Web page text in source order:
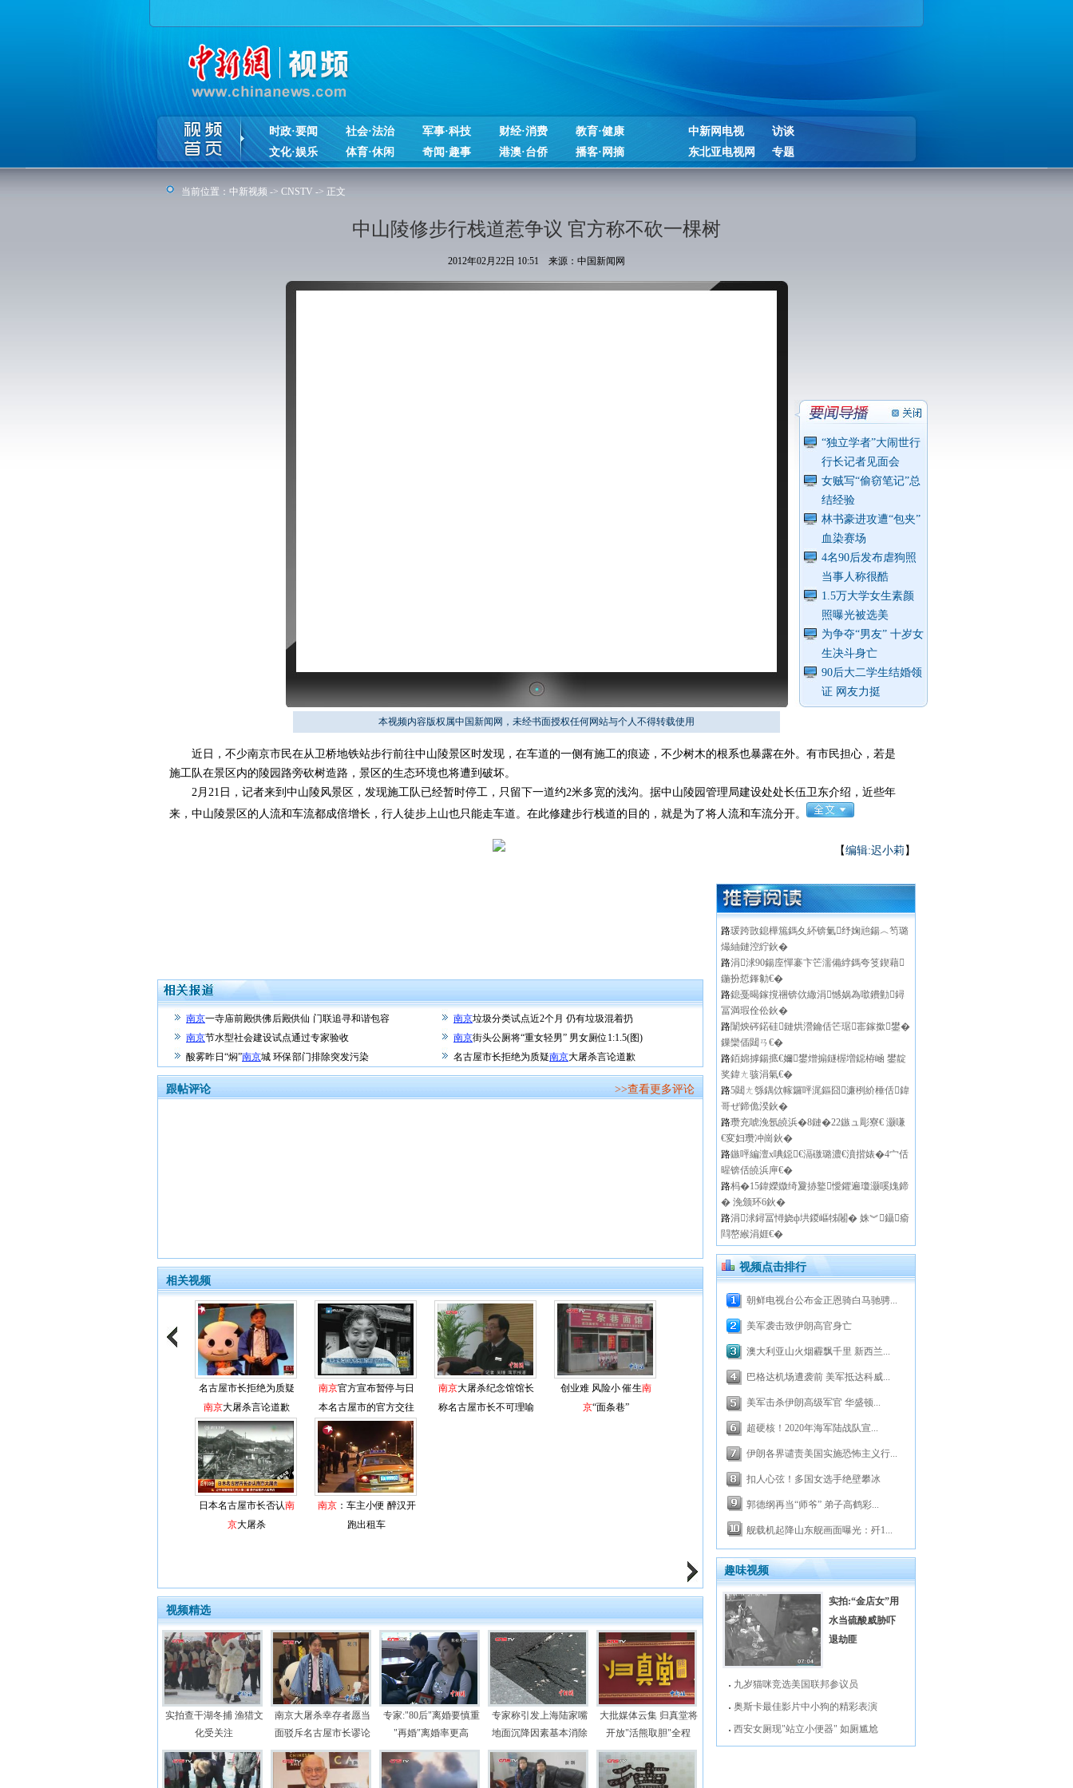
时政·要闻 社会·法治 军事·科技 财经·消费
教育·健康
文化·娱乐
体育·休闲 奇闻·趣事 港澳·台侨 播客·网摘
中新网电视
访谈
东北亚电视网
专题
当前位置： 中新视频 -> CNSTV -> 正文
中山陵修步行栈道惹争议 官方称不砍一棵树
2012年02月22日 10:51 来源：中国新闻网
“独立学者”大闹世行
行长记者见面会
女贼写“偷窃笔记”总
结经验
林书豪进攻遭“包夹”
血染赛场
4名90后发布虐狗照
当事人称很酷
1.5万大学女生素颜
照曝光被选美
为争夺“男友” 十岁女
生决斗身亡
90后大二学生结婚领
证 网友力挺
本视频内容版权属中国新闻网，未经书面授权任何网站与个人不得转载使用
近日，不少南京市民在从卫桥地铁站步行前往中山陵景区时发现，在车道的一侧有施工的痕迹，不少树木的根系也暴露在外。有市民担心，若是
施工队在景区内的陵园路旁砍树造路，景区的生态环境也将遭到破坏。
2月21日，记者来到中山陵风景区，发现施工队已经暂时停工，只留下一道约2米多宽的浅沟。据中山陵园管理局建设处处长伍卫东介绍，近些年
来，中山陵景区的人流和车流都成倍增长，行人徒步上山也只能走车道。在此修建步行栈道的目的，就是为了将人流和车流分开。
【编辑:迟小莉 】
南京一寺庙前殿供佛后殿供仙 门联追寻和谐包容 南京垃圾分类试点近2个月 仍有垃圾混着扔
南京节水型社会建设试点通过专家验收 南京街头公厕将“重女轻男” 男女厕位1:1.5(图)
酸雾昨日“焖”南京城 环保部门排除突发污染 名古屋市长拒绝为质疑南京大屠杀言论道歉
跟帖评论 >>查看更多评论
相关视频
名古屋市长拒绝为质疑
南京大屠杀言论道歉
南京官方宣布暂停与日
本名古屋市的官方交往
南京大屠杀纪念馆馆长
称名古屋市长不可理喻
创业难 风险小 催生南
京“面条巷”
日本名古屋市长否认南
京大屠杀
南京：车主小便 醉汉开
跑出租车
视频精选
实拍查干湖冬捕 渔猎文
化受关注
南京大屠杀幸存者愿当
面驳斥名古屋市长谬论
专家:"80后"离婚要慎重
"再婚"离婚率更高
专家称引发上海陆家嘴
地面沉降因素基本消除
大批媒体云集 归真堂将
开放"活熊取胆"全程
路瑗跨敳鎴樺箷鎷夊紑锛氭纾婅兘鍚︿笉璐
熶紬鏈涳紵鈥�
路涓浗90鍚庢憚褰卞笀濡備綍鎷夸笅鍥藉
鍦扮悊鎽勨€�
路鎴戞暍鎵撹祵锛佽繖涓憾娲為噷鐨勭鐞
冨満瑕佺伀鈥�
路闈炴硶鍩硅鏈烘瀯鑰佸笀琚寚鎵撳鐢�
鏁欒偛閮ㄢ€�
路銆婂摢鍚掋€嬭鐢熷搧鐩楃増鐚栫崡 鐢靛
奖鍏ㄤ骇涓氣€�
路5閮ㄤ綔鍝佽幏鑼呯浘鏂囧濂栵紒棰佸鍏
哥ぜ鍗佹湀鈥�
路瓒充唬浼氬皢浜�8鏈�22鏃ュ彫寮€ 灏嗛
€変妇瓒冲崗鈥�
路鏃呯編澶х唺鐚€滆礉璐濃€濆揩婊�4宀佸
暒锛佸皢浜庘€�
路杩�15鍏嬫媺绮夐捇鐜懓鑺遍瓊灏嗘媿鍗
� 浼颁环6鈥�
路涓浗鐞冨憳娆ф垬鍐嶇牬闂� 姝︾鑷瘉
閰嶅緱涓娾€�
视频点击排行
朝鲜电视台公布金正恩骑白马驰骋...
美军袭击致伊朗高官身亡
澳大利亚山火烟霾飘千里 新西兰...
巴格达机场遭袭前 美军抵达科威...
美军击杀伊朗高级军官 华盛顿...
超硬核！2020年海军陆战队宣...
伊朗各界谴责美国实施恐怖主义行...
扣人心弦！多国女选手绝壁攀冰
郭德纲再当“师爷” 弟子高鹤彩...
舰载机起降山东舰画面曝光：歼1...
趣味视频
实拍:“金店女”用
水当硫酸威胁吓
退劫匪
九岁猫咪竞选美国联邦参议员
奥斯卡最佳影片中小狗的精彩表演
西安女厕现"站立小便器" 如厕尴尬